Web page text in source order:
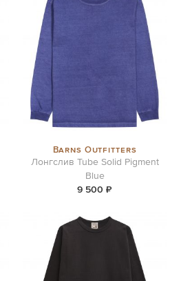
Barns Outfitters
Лонгслив Tube Solid Pigment
Blue
9 500 ₽